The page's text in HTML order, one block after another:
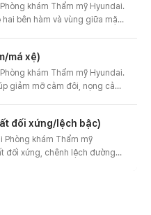
khám Thẩm mỹ Hyundai.
bên hàm và vùng giữa mặt
má xệ)
khám Thẩm mỹ Hyundai.
giảm mỡ cằm đôi, nọng cằm
đối xứng/lệch bậc)
Phòng khám Thẩm mỹ
đối xứng, chênh lệch đường